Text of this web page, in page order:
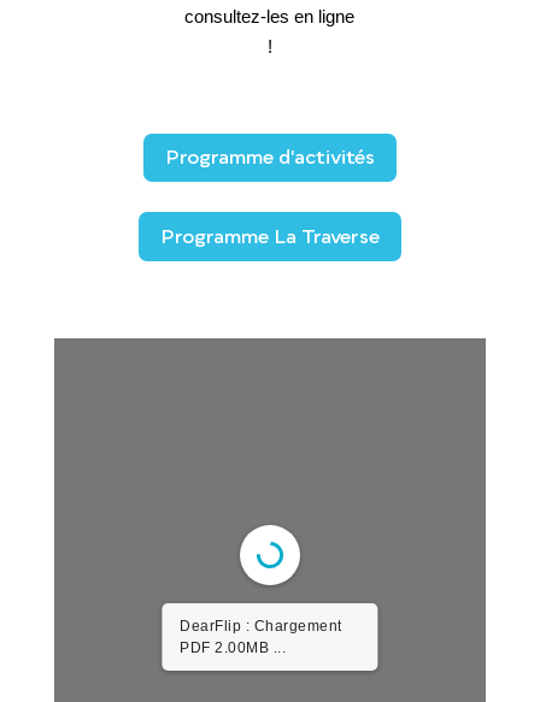
consultez-les en ligne
!
Programme d'activités
Programme La Traverse
DearFlip : Chargement
PDF 5.25MB ...